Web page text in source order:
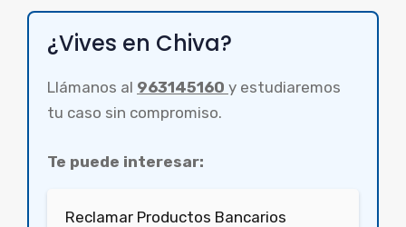
¿Vives en Chiva?
Llámanos al 963145160 y estudiaremos
tu caso sin compromiso.
Te puede interesar:
Reclamar Productos Bancarios